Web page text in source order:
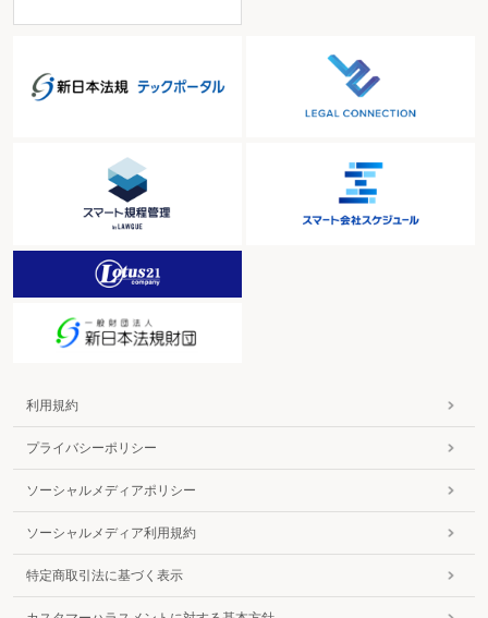
利用規約
プライバシーポリシー
ソーシャルメディアポリシー
ソーシャルメディア利用規約
特定商取引法に基づく表示